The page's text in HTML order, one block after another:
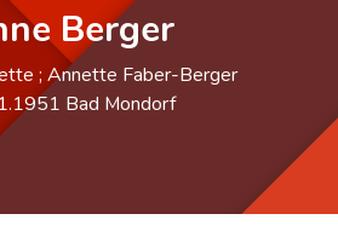
Berger
; Annette Faber-Berger
Bad Mondorf